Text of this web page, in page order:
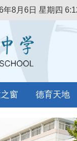
年8月6日 星期四
窗 德育天地